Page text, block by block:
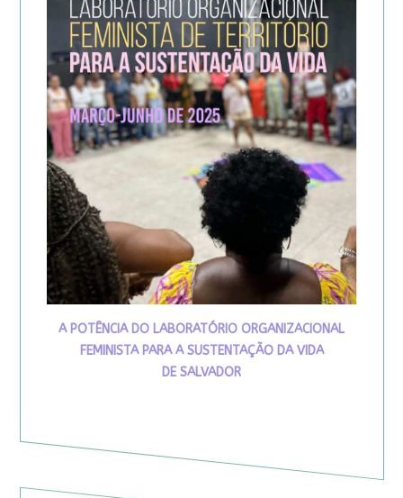
A POTÊNCIA DO LABORATÓRIO ORGANIZACIONAL
FEMINISTA PARA A SUSTENTAÇÃO DA VIDA
DE SALVADOR